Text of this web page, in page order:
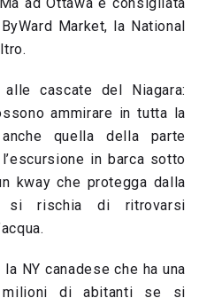
Market, la National
cascate del Niagara:
ammirare in tutta la
quella della parte
in barca sotto
kway che protegga dalla
rischia di ritrovarsi
NY canadese che ha una
di abitanti se si